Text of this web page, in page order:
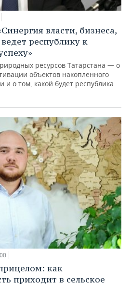
власти, бизнеса,
республику к
ресурсов Татарстана — о
объектов накопленного
и о том, какой будет республика
как
приходит в сельское